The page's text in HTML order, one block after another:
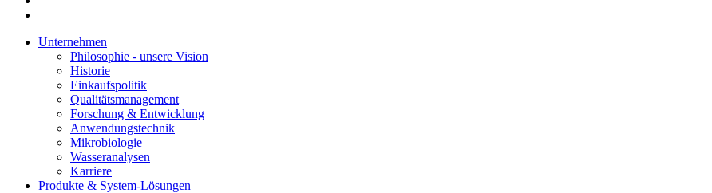
Unternehmen
Philosophie - unsere Vision
Historie
Einkaufspolitik
Qualitätsmanagement
Forschung & Entwicklung
Anwendungstechnik
Mikrobiologie
Wasseranalysen
Karriere
Produkte & System-Lösungen